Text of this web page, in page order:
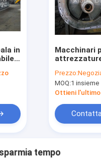
in
Macchinari
essiccatore
vuote
il
Prezzo:
MOQ:1 insieme
Ottieni
tempo